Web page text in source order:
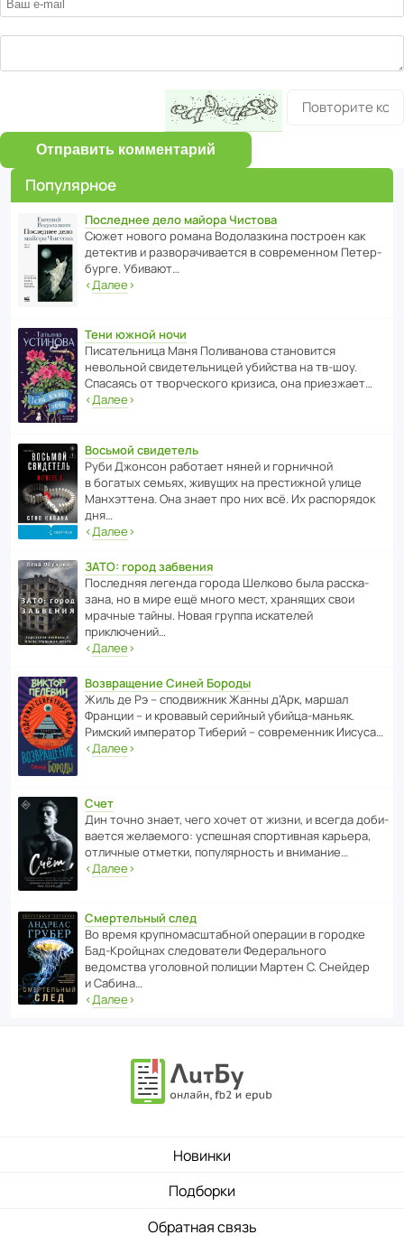
Отправить комментарий
Популярное
Последнее дело майора Чистова
Сюжет нового романа Водо­ла­з­кина пост­роен как
дете­ктив и разво­ра­чи­ва­ется в совре­менном Пете­р­
бурге. Убивают…
‹Далее›
Тени южной ночи
Писа­тель­ница Маня Поли­ва­нова стано­вится
невольной свиде­тель­ницей убийства на тв-шоу.
Спасаясь от твор­че­с­кого кризиса, она приезжает…
‹Далее›
Восьмой свидетель
Руби Джонсон рабо­тает няней и горни­чной
в богатых семьях, живущих на прес­ти­жной улице
Манх­эт­тена. Она знает про них всё. Их распо­рядок
дня…
‹Далее›
ЗАТО: город забвения
После­дняя легенда города Шелково была расска­
зана, но в мире ещё много мест, хранящих свои
мрачные тайны. Новая группа иска­телей
приключений…
‹Далее›
Возвращение Синей Бороды
Жиль де Рэ – спод­ви­жник Жанны д’Арк, маршал
Франции – и кровавый серийный убийца-маньяк.
Римский импе­ратор Тиберий – совре­менник Иисуса…
‹Далее›
Счет
Дин точно знает, чего хочет от жизни, и всегда доби­
ва­ется жела­е­мого: успе­шная спор­ти­вная карьера,
отли­чные отметки, попу­ля­р­ность и внимание…
‹Далее›
Смертельный след
Во время круп­но­мас­ш­та­бной операции в городке
Бад‑Крой­цнах следо­ва­тели Феде­раль­ного
ведомства уголо­вной полиции Мартен С. Снейдер
и Сабина…
‹Далее›
Новинки
Подборки
Обратная связь